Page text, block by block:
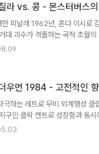
연출했던 작품들의 부진을 씻고
단히 호의적이었던 덕분에 속
라 vs. 콩 - 몬스터버스의
한 피날레 1962년, 혼다 이시로
대 괴수가 격돌하는 국적 초월
행성적을 기록하는 기염을 토한
하게 된 쇼와 시리즈의 기반을
음 했으며, 1930년대에 제작된
우먼 1984 - 고전적인
극하는 레트로 무비 외계행성
구인 클락 켄트로 성장함과 동
게 된다. 그는 일종의 사명감을